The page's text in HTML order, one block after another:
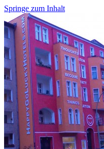
Springe zum Inhalt